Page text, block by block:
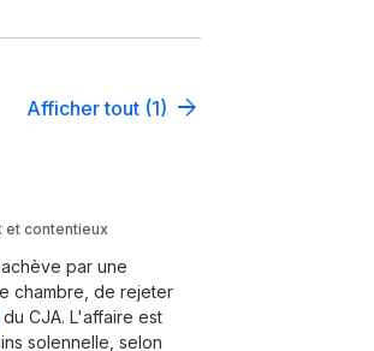
Afficher tout (1)
et contentieux
par une
chambre, de rejeter
du CJA. L'affaire est
solennelle, selon